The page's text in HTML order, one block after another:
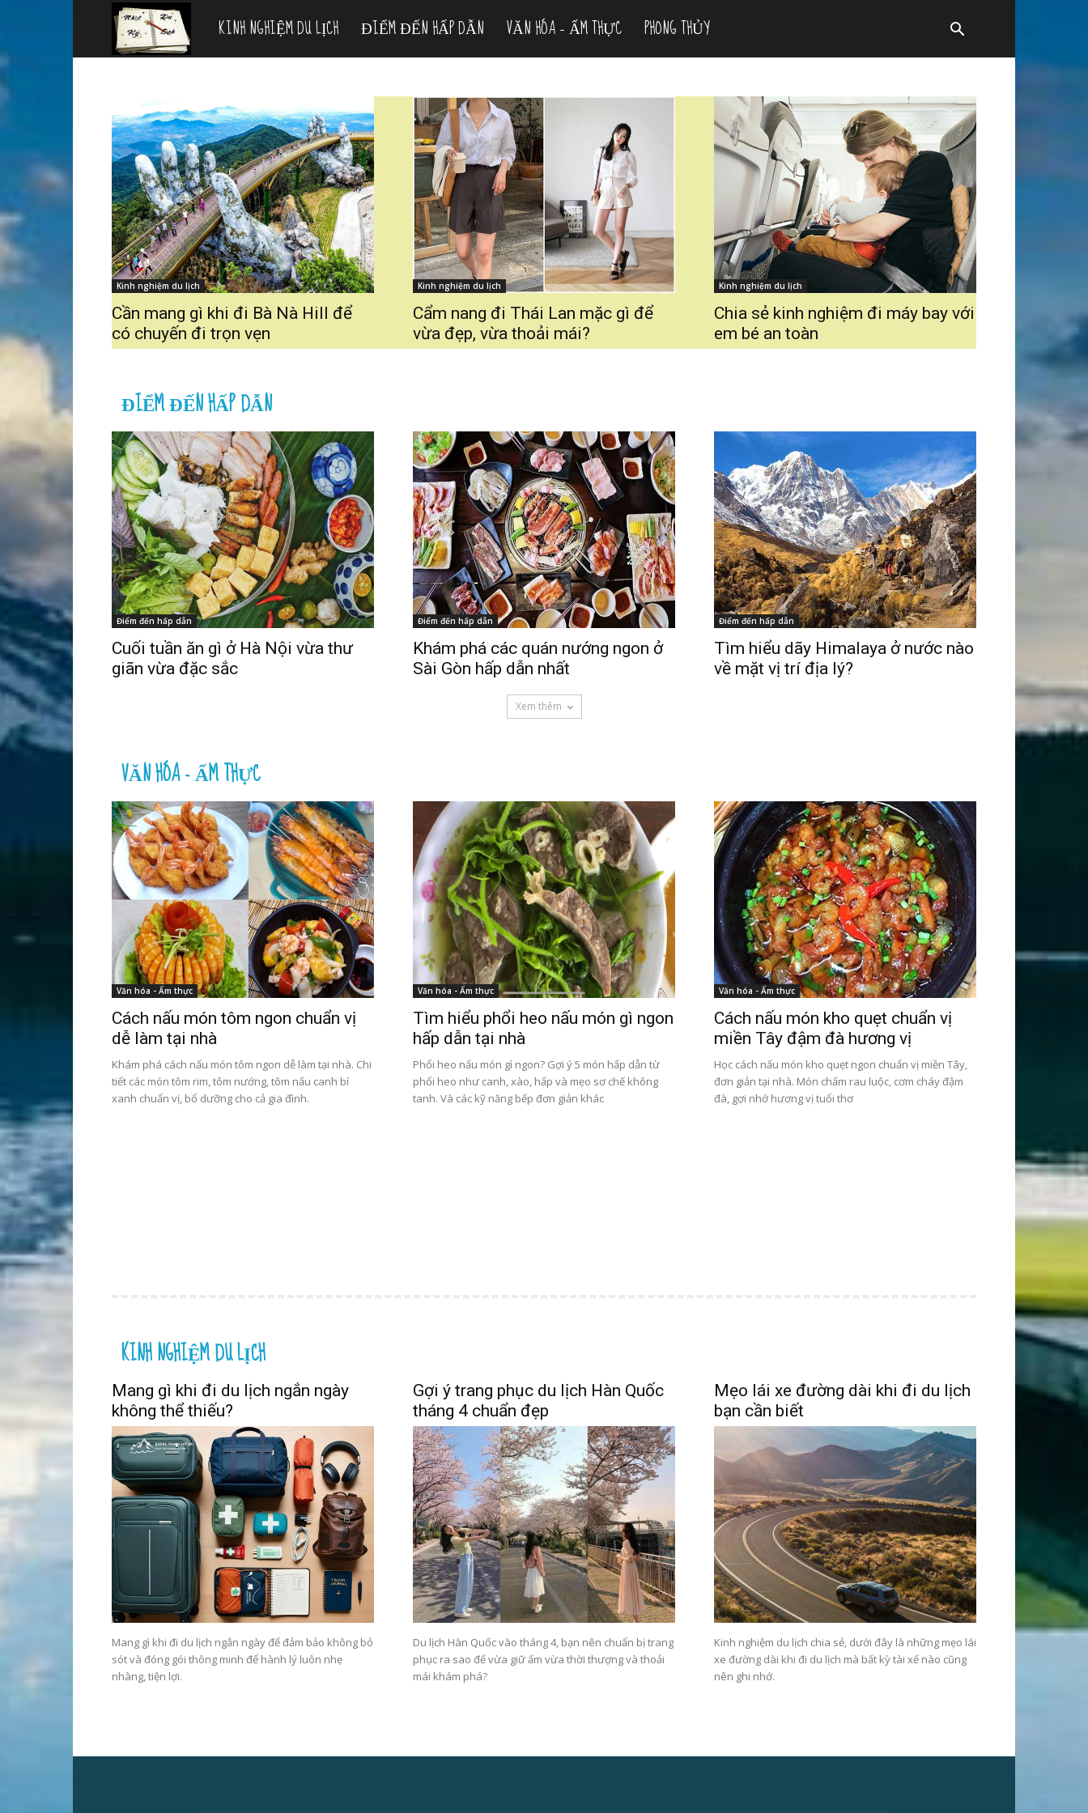
Nhật
du
lịch
KINH NGHIỆM DU LỊCH ĐIỂM ĐẾN HẤP DẪN VĂN HÓA – ẨM THỰC PHONG THỦY
Kinh nghiệm du lịch
Cần mang gì khi đi Bà Nà Hill để
có chuyến đi trọn vẹn
Kinh nghiệm du lịch
Cẩm nang đi Thái Lan mặc gì để
vừa đẹp, vừa thoải mái?
Kinh nghiệm du lịch
Chia sẻ kinh nghiệm đi máy bay với
em bé an toàn
ĐIỂM ĐẾN HẤP DẪN
Điểm đến hấp dẫn
Cuối tuần ăn gì ở Hà Nội vừa thư
giãn vừa đặc sắc
Điểm đến hấp dẫn
Khám phá các quán nướng ngon ở
Sài Gòn hấp dẫn nhất
Điểm đến hấp dẫn
Tìm hiểu dãy Himalaya ở nước nào
về mặt vị trí địa lý?
Xem thêm
VĂN HÓA - ẨM THỰC
Văn hóa - Ẩm thực
Cách nấu món tôm ngon chuẩn vị
dễ làm tại nhà
Khám phá cách nấu món tôm ngon dễ làm tại nhà. Chi
tiết các món tôm rim, tôm nướng, tôm nấu canh bí
xanh chuẩn vị, bổ dưỡng cho cả gia đình.
Văn hóa - Ẩm thực
Tìm hiểu phổi heo nấu món gì ngon
hấp dẫn tại nhà
Phổi heo nấu món gì ngon? Gợi ý 5 món hấp dẫn từ
phổi heo như canh, xào, hấp và mẹo sơ chế không
tanh. Và các kỹ năng bếp đơn giản khác
Văn hóa - Ẩm thực
Cách nấu món kho quẹt chuẩn vị
miền Tây đậm đà hương vị
Học cách nấu món kho quẹt ngon chuẩn vị miền Tây,
đơn giản tại nhà. Món chấm rau luộc, cơm cháy đậm
đà, gợi nhớ hương vị tuổi thơ
KINH NGHIỆM DU LỊCH
Mang gì khi đi du lịch ngắn ngày
không thể thiếu?
Mang gì khi đi du lịch ngắn ngày để đảm bảo không bỏ
sót và đóng gói thông minh để hành lý luôn nhẹ
nhàng, tiện lợi.
Gợi ý trang phục du lịch Hàn Quốc
tháng 4 chuẩn đẹp
Du lịch Hàn Quốc vào tháng 4, bạn nên chuẩn bị trang
phục ra sao để vừa giữ ấm vừa thời thượng và thoải
mái khám phá?
Mẹo lái xe đường dài khi đi du lịch
bạn cần biết
Kinh nghiệm du lịch chia sẻ, dưới đây là những mẹo lái
xe đường dài khi đi du lịch mà bất kỳ tài xế nào cũng
nên ghi nhớ.